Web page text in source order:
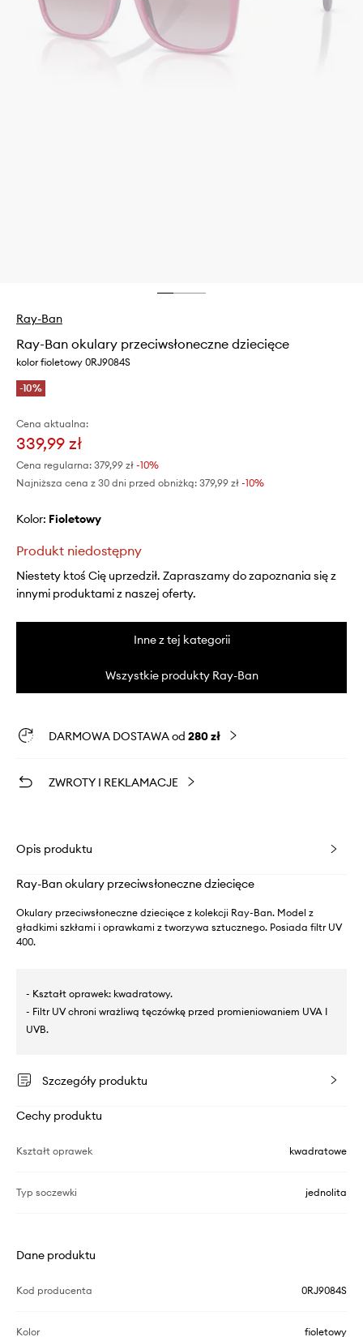
Ray-Ban
Ray-Ban okulary przeciwsłoneczne dziecięce
kolor fioletowy 0RJ9084S
-10%
Cena aktualna:
339,99 zł
Cena regularna: 379,99 zł -10%
Najniższa cena z 30 dni przed obniżką: 379,99 zł -10%
Kolor: fioletowy
Produkt niedostępny
Niestety ktoś Cię uprzedził. Zapraszamy do zapoznania się z
innymi produktami z naszej oferty.
Inne z tej kategorii
Wszystkie produkty Ray-Ban
DARMOWA DOSTAWA od 280 zł
ZWROTY I REKLAMACJE
Opis produktu
Ray-Ban okulary przeciwsłoneczne dziecięce
Okulary przeciwsłoneczne dziecięce z kolekcji Ray-Ban. Model z
gładkimi szkłami i oprawkami z tworzywa sztucznego. Posiada filtr UV
400.
- Kształt oprawek: kwadratowy.
- Filtr UV chroni wrażliwą tęczówkę przed promieniowaniem UVA I
UVB.
Szczegóły produktu
Cechy produktu
Kształt oprawek kwadratowe
Typ soczewki jednolita
Dane produktu
Kod producenta 0RJ9084S
Kolor fioletowy